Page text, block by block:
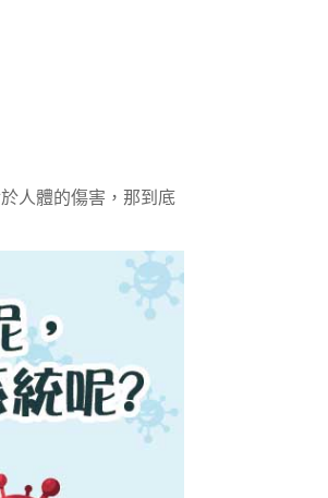
人體的傷害，那到底